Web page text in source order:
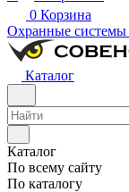
0 Корзина
Охранные системы
Каталог
Каталог
По всему сайту
По каталогу